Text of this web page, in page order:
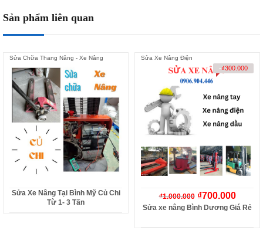
Sản phẩm liên quan
Sửa Chữa Thang Nâng - Xe Nâng
Sửa Xe Nâng Tại Bình Mỹ Củ Chi
Từ 1- 3 Tấn
Sửa Xe Nâng Điện
-₫300.000
₫1.000.000 ₫700.000
Sửa xe nâng Bình Dương Giá Rẻ